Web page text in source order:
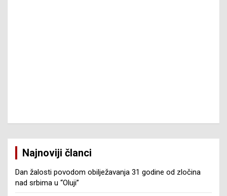
Najnoviji članci
Dan žalosti povodom obilježavanja 31 godine od zločina
nad srbima u “Oluji”